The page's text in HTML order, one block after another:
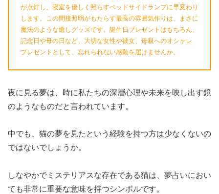
が点灯し、寝室を優しく照らすベッドサイドランプに早変わり
します。この間接照明がもたらす最高の雰囲気作りは、まさに
魔法のような癒しグッズです。誕生日プレゼントはもちろん、
記念日や母の日など、大切な女性や彼女、母親へのオシャレ
プレゼントとして、忘れられない感動を届けませんか。
夜に見る夢は、時に私たちの深層心理や未来を映し出す鏡
のようなものだと言われています。
中でも、猫の夢を見たという経験を持つ方は少なくないの
ではないでしょうか。
しなやかでミステリアスな存在である猫は、夢占いにおい
ても非常に重要な意味を持つシンボルです。